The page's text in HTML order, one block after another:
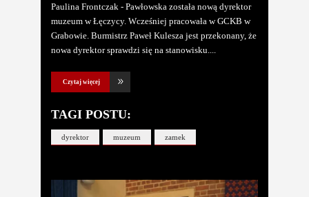
Paulina Frontczak - Pawłowska została nową dyrektor
muzeum w Łęczycy. Wcześniej pracowała w GCKB w
Grabowie. Burmistrz Paweł Kulesza jest przekonany, że
nowa dyrektor sprawdzi się na stanowisku.
Czytaj więcej
TAGI POSTU:
dyrektor muzeum zamek